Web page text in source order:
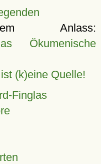
Anlass:
Ökumenische
(k)eine Quelle!
Finglas